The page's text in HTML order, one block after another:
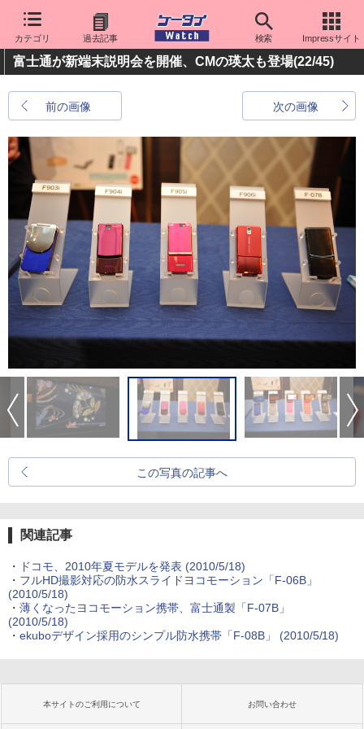
カテゴリ 過去記事 検索 Impressサイト
富士通が新端末説明会を開催、CMの瑛太も登場(22/45)
前の画像 次の画像
この写真の記事へ
関連記事
・ ドコモ、2010年夏モデルを発表 (2010/5/18)
・ フルHD撮影対応の防水スライドヨコモーション「F-06B」
(2010/5/18)
・ 薄くなったヨコモーション携帯、富士通製「F-07B」
(2010/5/18)
・ ekuboデザイン採用のシンプル防水携帯「F-08B」 (2010/5/18)
本サイトのご利用について お問い合わせ